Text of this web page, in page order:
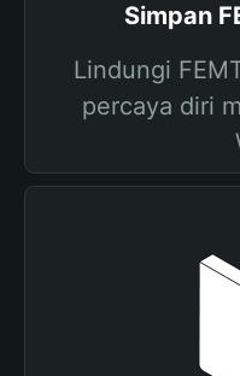
Simpan
Lindungi
percaya diri